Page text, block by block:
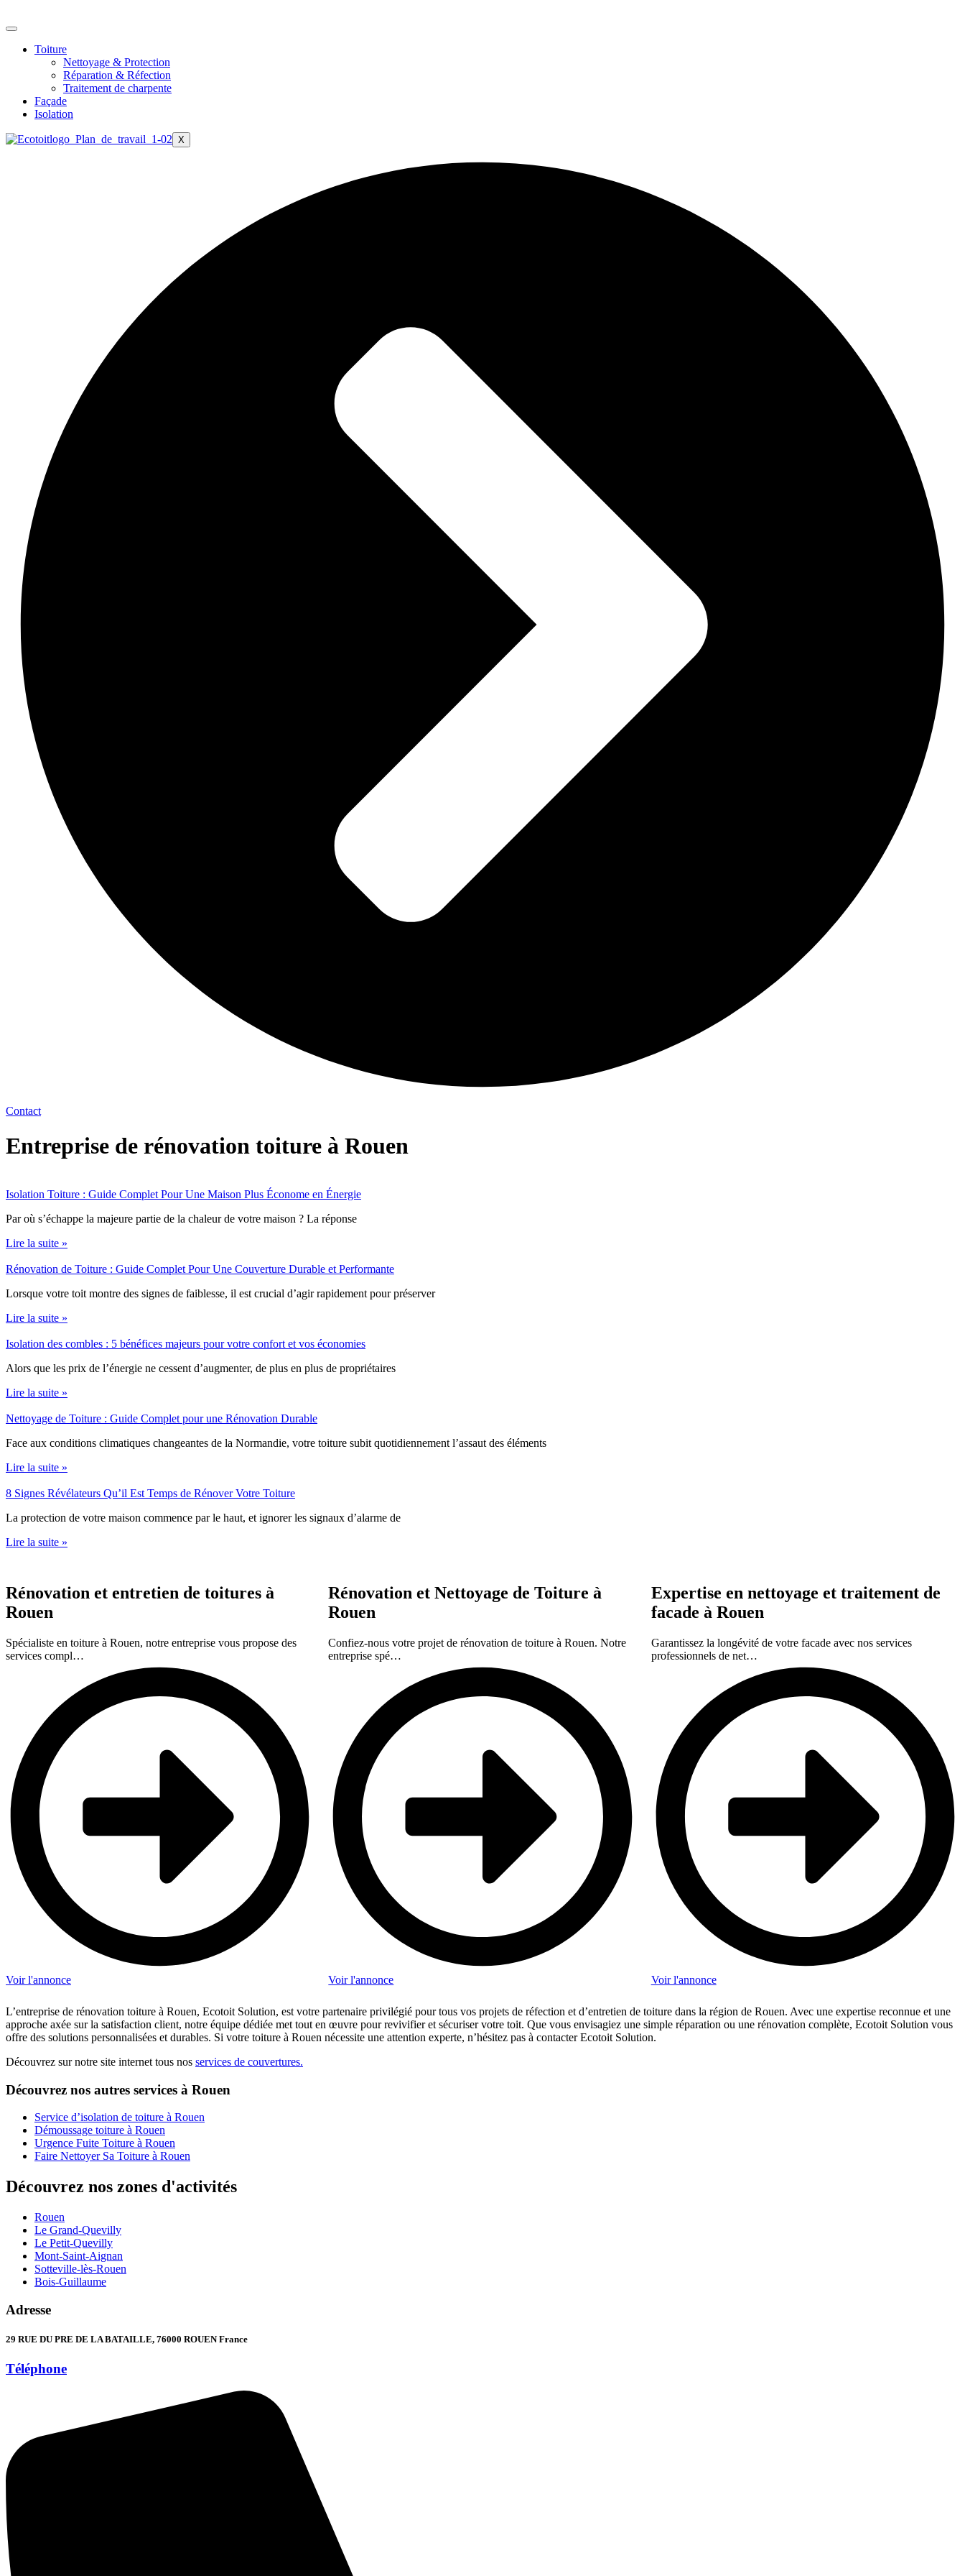
au
Toiture
Nettoyage & Protection
Réparation & Réfection
Traitement de charpente
Façade
Isolation
X
Contact
Entreprise de rénovation toiture à Rouen
Isolation Toiture : Guide Complet Pour Une Maison Plus Économe en Énergie
Par où s’échappe la majeure partie de la chaleur de votre maison ? La réponse
Lire la suite »
Rénovation de Toiture : Guide Complet Pour Une Couverture Durable et Performante
Lorsque votre toit montre des signes de faiblesse, il est crucial d’agir rapidement pour préserver
Lire la suite »
Isolation des combles : 5 bénéfices majeurs pour votre confort et vos économies
Alors que les prix de l’énergie ne cessent d’augmenter, de plus en plus de propriétaires
Lire la suite »
Nettoyage de Toiture : Guide Complet pour une Rénovation Durable
Face aux conditions climatiques changeantes de la Normandie, votre toiture subit quotidiennement l’assaut des éléments
Lire la suite »
8 Signes Révélateurs Qu’il Est Temps de Rénover Votre Toiture
La protection de votre maison commence par le haut, et ignorer les signaux d’alarme de
Lire la suite »
Rénovation et entretien de toitures à
Rouen
Spécialiste en toiture à Rouen, notre entreprise vous propose des
services compl…
Voir l'annonce
Rénovation et Nettoyage de Toiture à
Rouen
Confiez-nous votre projet de rénovation de toiture à Rouen. Notre
entreprise spé…
Voir l'annonce
Expertise en nettoyage et traitement de
facade à Rouen
Garantissez la longévité de votre facade avec nos services
professionnels de net…
Voir l'annonce
L’entreprise de rénovation toiture à Rouen, Ecotoit Solution, est votre partenaire privilégié pour tous vos projets de réfection et d’entretien de toiture dans la région de Rouen. Avec une expertise reconnue et une
approche axée sur la satisfaction client, notre équipe dédiée met tout en œuvre pour revivifier et sécuriser votre toit. Que vous envisagiez une simple réparation ou une rénovation complète, Ecotoit Solution vous
offre des solutions personnalisées et durables. Si votre toiture à Rouen nécessite une attention experte, n’hésitez pas à contacter Ecotoit Solution.
Découvrez sur notre site internet tous nos services de couvertures.
Découvrez nos autres services à Rouen
Service d’isolation de toiture à Rouen
Démoussage toiture à Rouen
Urgence Fuite Toiture à Rouen
Faire Nettoyer Sa Toiture à Rouen
Découvrez nos zones d'activités
Rouen
Le Grand-Quevilly
Le Petit-Quevilly
Mont-Saint-Aignan
Sotteville-lès-Rouen
Bois-Guillaume
Adresse
29 RUE DU PRE DE LA BATAILLE, 76000 ROUEN France
Téléphone